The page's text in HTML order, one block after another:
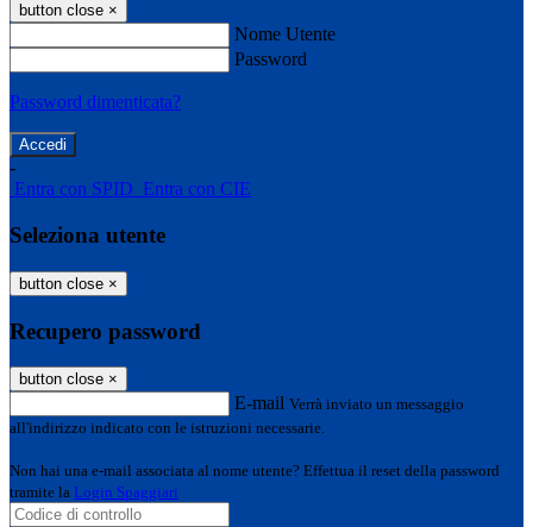
button close ×
Nome Utente
Password
Password dimenticata?
-
Entra con SPID Entra con CIE
Seleziona utente
button close ×
Recupero password
button close ×
E-mail Verrà inviato un messaggio
all'indirizzo indicato con le istruzioni necessarie.
Non hai una e-mail associata al nome utente? Effettua il reset della password
tramite la Login Spaggiari